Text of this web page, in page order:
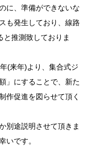
に、準備ができないな
も発生しており、線路
と推測致しておりま
(来年)より、集合式ジ
」にすることで、新た
作促進を図らせて頂く
別途説明させて頂きま
いです。